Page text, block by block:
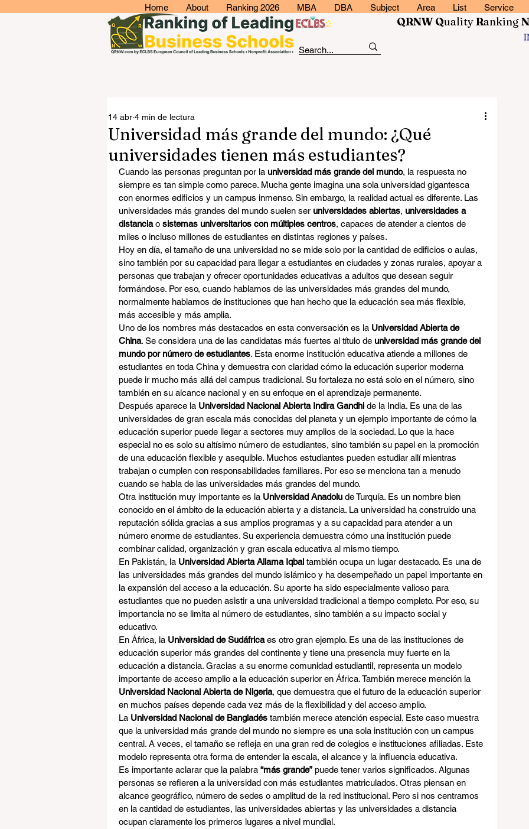
Home About Ranking 2026 MBA DBA Subject Area List Service
QRNW QualityRankingN
Universidad más grande del mundo: ¿Qué
universidades tienen más estudiantes?
14 abr 4 min de lectura
Cuando las personas preguntan por la universidad más grande del mundo, la respuesta no
siempre es tan simple como parece. Mucha gente imagina una sola universidad gigantesca
con enormes edificios y un campus inmenso. Sin embargo, la realidad actual es diferente. Las
universidades más grandes del mundo suelen ser universidades abiertas, universidades a
distancia o sistemas universitarios con múltiples centros, capaces de atender a cientos de
miles o incluso millones de estudiantes en distintas regiones y países.
Hoy en día, el tamaño de una universidad no se mide solo por la cantidad de edificios o aulas,
sino también por su capacidad para llegar a estudiantes en ciudades y zonas rurales, apoyar a
personas que trabajan y ofrecer oportunidades educativas a adultos que desean seguir
formándose. Por eso, cuando hablamos de las universidades más grandes del mundo,
normalmente hablamos de instituciones que han hecho que la educación sea más flexible,
más accesible y más amplia.
Uno de los nombres más destacados en esta conversación es la Universidad Abierta de
China. Se considera una de las candidatas más fuertes al título de universidad más grande del
mundo por número de estudiantes. Esta enorme institución educativa atiende a millones de
estudiantes en toda China y demuestra con claridad cómo la educación superior moderna
puede ir mucho más allá del campus tradicional. Su fortaleza no está solo en el número, sino
también en su alcance nacional y en su enfoque en el aprendizaje permanente.
Después aparece la Universidad Nacional Abierta Indira Gandhi de la India. Es una de las
universidades de gran escala más conocidas del planeta y un ejemplo importante de cómo la
educación superior puede llegar a sectores muy amplios de la sociedad. Lo que la hace
especial no es solo su altísimo número de estudiantes, sino también su papel en la promoción
de una educación flexible y asequible. Muchos estudiantes pueden estudiar allí mientras
trabajan o cumplen con responsabilidades familiares. Por eso se menciona tan a menudo
cuando se habla de las universidades más grandes del mundo.
Otra institución muy importante es la Universidad Anadolu de Turquía. Es un nombre bien
conocido en el ámbito de la educación abierta y a distancia. La universidad ha construido una
reputación sólida gracias a sus amplios programas y a su capacidad para atender a un
número enorme de estudiantes. Su experiencia demuestra cómo una institución puede
combinar calidad, organización y gran escala educativa al mismo tiempo.
En Pakistán, la Universidad Abierta Allama Iqbal también ocupa un lugar destacado. Es una de
las universidades más grandes del mundo islámico y ha desempeñado un papel importante en
la expansión del acceso a la educación. Su aporte ha sido especialmente valioso para
estudiantes que no pueden asistir a una universidad tradicional a tiempo completo. Por eso, su
importancia no se limita al número de estudiantes, sino también a su impacto social y
educativo.
En África, la Universidad de Sudáfrica es otro gran ejemplo. Es una de las instituciones de
educación superior más grandes del continente y tiene una presencia muy fuerte en la
educación a distancia. Gracias a su enorme comunidad estudiantil, representa un modelo
importante de acceso amplio a la educación superior en África. También merece mención la
Universidad Nacional Abierta de Nigeria, que demuestra que el futuro de la educación superior
en muchos países depende cada vez más de la flexibilidad y del acceso amplio.
La Universidad Nacional de Bangladés también merece atención especial. Este caso muestra
que la universidad más grande del mundo no siempre es una sola institución con un campus
central. A veces, el tamaño se refleja en una gran red de colegios e instituciones afiliadas. Este
modelo representa otra forma de entender la escala, el alcance y la influencia educativa.
Es importante aclarar que la palabra “más grande” puede tener varios significados. Algunas
personas se refieren a la universidad con más estudiantes matriculados. Otras piensan en
alcance geográfico, número de sedes o amplitud de la red institucional. Pero si nos centramos
en la cantidad de estudiantes, las universidades abiertas y las universidades a distancia
ocupan claramente los primeros lugares a nivel mundial.